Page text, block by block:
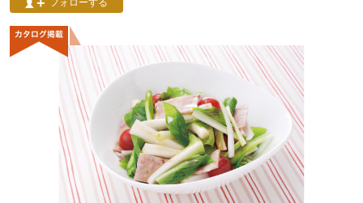
フォローする